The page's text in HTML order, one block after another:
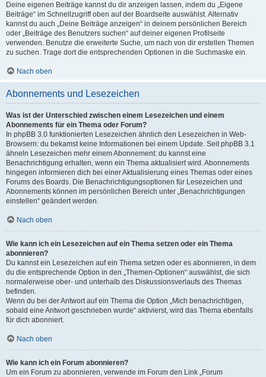
Deine eigenen Beiträge kannst du dir anzeigen lassen, indem du „Eigene
Beiträge“ im Schnellzugriff oben auf der Boardseite auswählst. Alternativ
kannst du auch „Deine Beiträge anzeigen“ in deinem persönlichen Bereich
oder „Beiträge des Benutzers suchen“ auf deiner eigenen Profilseite
verwenden. Benutze die erweiterte Suche, um nach von dir erstellen Themen
zu suchen. Trage dort die entsprechenden Optionen in die Suchmaske ein.
Nach oben
Abonnements und Lesezeichen
Was ist der Unterschied zwischen einem Lesezeichen und einem
Abonnements für ein Thema oder Forum?
In phpBB 3.0 funktionierten Lesezeichen ähnlich den Lesezeichen in Web-
Browsern: du bekamst keine Informationen bei einem Update. Seit phpBB 3.1
ähneln Lesezeichen mehr einem Abonnement: du kannst eine
Benachrichtigung erhalten, wenn ein Thema aktualisiert wird. Abonnements
hingegen informieren dich bei einer Aktualisierung eines Themas oder eines
Forums des Boards. Die Benachrichtigungsoptionen für Lesezeichen und
Abonnements können im persönlichen Bereich unter „Benachrichtigungen
einstellen“ geändert werden.
Nach oben
Wie kann ich ein Lesezeichen auf ein Thema setzen oder ein Thema
abonnieren?
Du kannst ein Lesezeichen auf ein Thema setzen oder es abonnieren, in dem
du die entsprechende Option in den „Themen-Optionen“ auswählst, die sich
normalerweise ober- und unterhalb des Diskussionsverlaufs des Themas
befinden.
Wenn du bei der Antwort auf ein Thema die Option „Mich benachrichtigen,
sobald eine Antwort geschrieben wurde“ aktivierst, wird das Thema ebenfalls
für dich abonniert.
Nach oben
Wie kann ich ein Forum abonnieren?
Um ein Forum zu abonnieren, verwende im Forum den Link „Forum